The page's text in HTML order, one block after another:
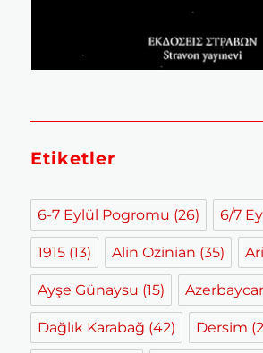
Etiketler
6-7 Eylül Pogromu (26) 6/7
1915 (13) Alin Ozinian (35)
Ayşe Günaysu (15)
Dağlık Karabağ (42) Dersim